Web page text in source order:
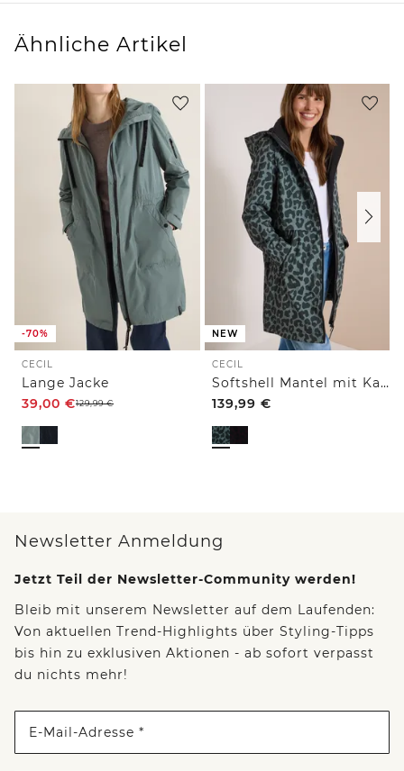
Ähnliche Artikel
-70%
CECIL
Lange Jacke
39,00 €129,99€
NEW
CECIL
Softshell Mantel mit Kapuze und Leo-Muster
139,99 €
Newsletter Anmeldung
Jetzt Teil der Newsletter-Community werden!
Bleib mit unserem Newsletter auf dem Laufenden:
Von aktuellen Trend-Highlights über Styling-Tipps
bis hin zu exklusiven Aktionen - ab sofort verpasst
du nichts mehr!
E-Mail-Adresse *